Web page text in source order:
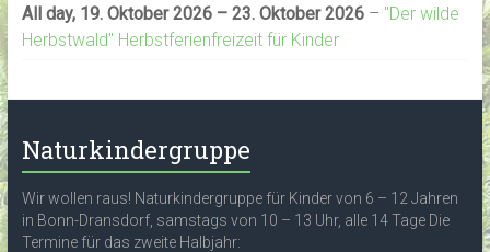
All day, 19. Oktober 2026 – 23. Oktober 2026– "Der wilde
Herbstwald" Herbstferienfreizeit für Kinder
Naturkindergruppe
Wir wollen raus! Naturkindergruppe für Kinder von 6 – 12 Jahren
in Bonn-Dransdorf, samstags von 10 – 13 Uhr, alle 14 Tage Die
Termine für das zweite Halbjahr: